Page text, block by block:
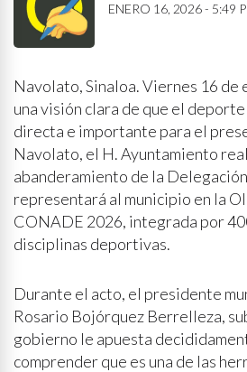
ENERO 16, 2026 - 5:49
Navolato, Sinaloa. Viernes 16 de
una visión clara de que el
directa e importante para el
Navolato, el H. Ayuntamiento
abanderamiento de la
representará al municipio en la
CONADE 2026, integrada por
disciplinas deportivas.
Durante el acto, el presidente
Rosario Bojórquez Berrelleza,
gobierno le apuesta
comprender que es una de las